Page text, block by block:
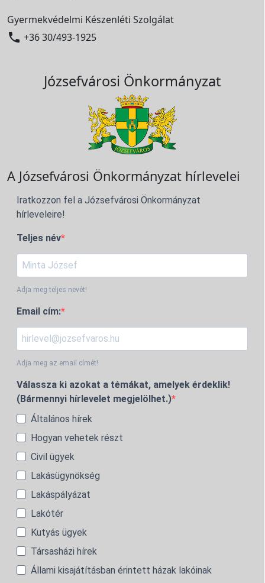
Gyermekvédelmi Készenléti Szolgálat
 +36 30/493-1925
Józsefvárosi Önkormányzat
A Józsefvárosi Önkormányzat hírlevelei
Iratkozzon fel a Józsefvárosi Önkormányzat
hírleveleire!
Teljes név
Adja meg teljes nevét!
Email cím:
Adja meg az email címét!
Válassza ki azokat a témákat, amelyek érdeklik!
(Bármennyi hírlevelet megjelölhet.)
Általános hírek
Hogyan vehetek részt
Civil ügyek
Lakásügynökség
Lakáspályázat
Lakótér
Kutyás ügyek
Társasházi hírek
Állami kisajátításban érintett házak lakóinak